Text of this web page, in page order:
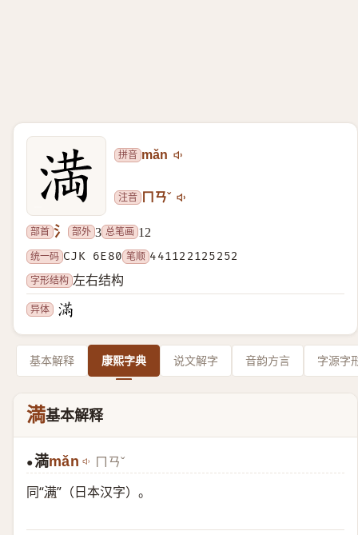
拼音 mǎn
注音 ㄇㄢˇ
部首 氵 部外 3 总笔画 12
统一码 CJK 6E80 笔顺 441122125252
字形结构 左右结构
异体
基本解释 康熙字典 说文解字 音韵方言 字源字
満基本解释
●満mǎn ㄇㄢˇ
同“满”（日本汉字）。